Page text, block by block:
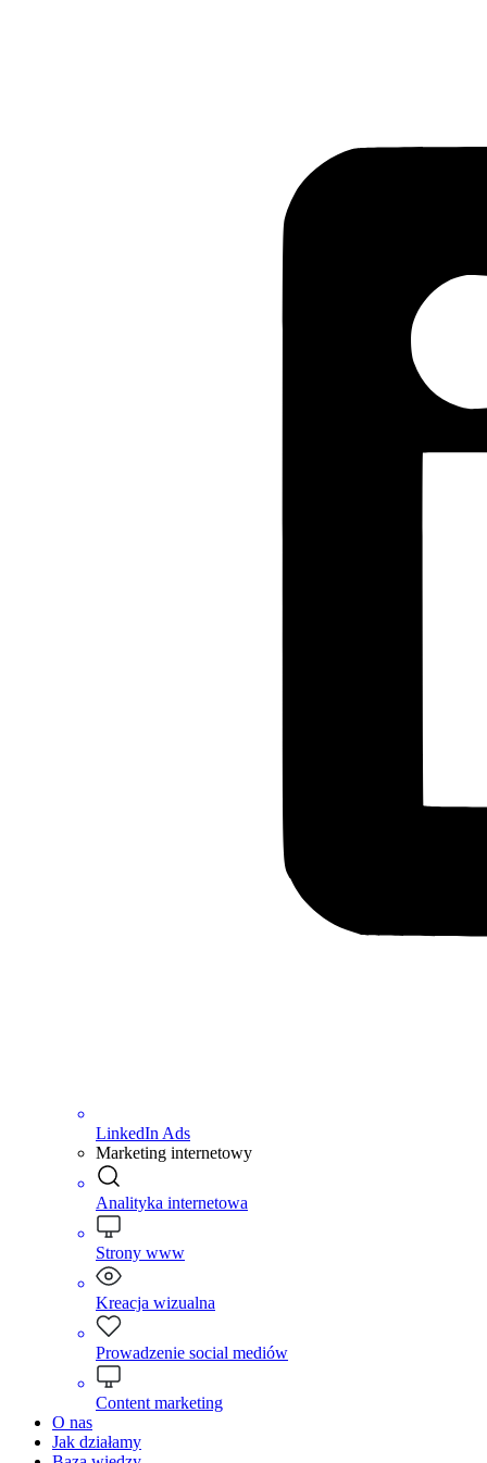
LinkedIn Ads
Marketing internetowy
Analityka internetowa
Strony www
Kreacja wizualna
Prowadzenie social mediów
Content marketing
O nas
Jak działamy